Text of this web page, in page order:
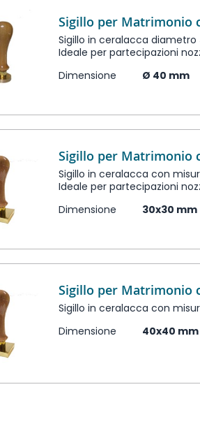
Sigillo per Matrimonio
Sigillo in ceralacca
Ideale per partecipazioni
Dimensione
Ø 40 mm
Sigillo per Matrimonio
Sigillo in ceralacca con
Ideale per partecipazioni
Dimensione
30x30 mm
Sigillo per Matrimonio
Sigillo in ceralacca con
Dimensione
40x40 mm